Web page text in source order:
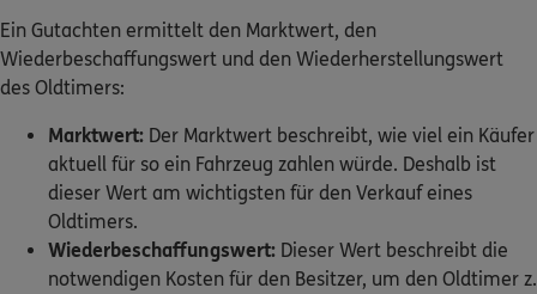
Ein Gutachten ermittelt den Marktwert, den
Wiederbeschaffungswert und den Wiederherstellungswert
des Oldtimers:
Marktwert: Der Marktwert beschreibt, wie viel ein Käufer
aktuell für so ein Fahrzeug zahlen würde. Deshalb ist
dieser Wert am wichtigsten für den Verkauf eines
Oldtimers.
Wiederbeschaffungswert: Dieser Wert beschreibt die
notwendigen Kosten für den Besitzer, um den Oldtimer z.